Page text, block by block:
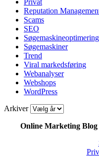
Reputation
Scams
SEO
Søgemaskineoptimering
Søgemaskiner
Trend
Viral markedsføring
Webanalyser
Webshops
WordPress
Arkiver
Online Marketing Blog